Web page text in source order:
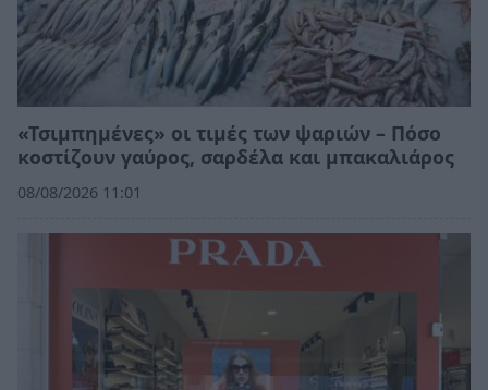
«Τσιμπημένες» οι τιμές των ψαριών – Πόσο
κοστίζουν γαύρος, σαρδέλα και μπακαλιάρος
08/08/2026 11:01